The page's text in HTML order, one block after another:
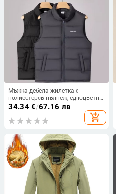
Мъжка дебела жилетка с
полиестеров пълнеж, едноцветна,
ежедневна, топла
34.34€/67.16 лв
add_shopping_cart